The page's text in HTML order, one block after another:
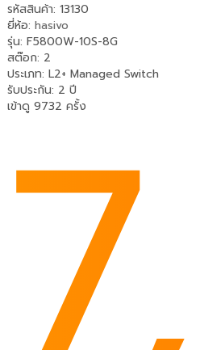
รหัสสินค้า: 13130
ยี่ห้อ: hasivo
รุ่น: F5800W-10S-8G
สต๊อก: 2
ประเภท: L2+ Managed Switch
รับประกัน: 2 ปี
เข้าดู 9732 ครั้ง